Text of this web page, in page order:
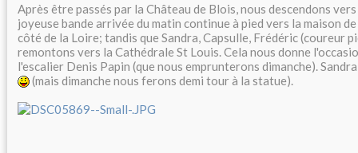
Après être passés par la Château de Blois, nous descendons
joyeuse bande arrivée du matin continue à pied vers la maison
côté de la Loire; tandis que Sandra, Capsulle, Frédéric (coureur
remontons vers la Cathédrale St Louis. Cela nous donne
l'escalier Denis Papin (que nous emprunterons dimanche).
(mais dimanche nous ferons demi tour à la statue).